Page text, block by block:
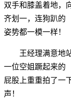
双手和膝盖着地，
齐划一，连狗趴的
姿势都一模一样！
王经理满意地站
一位空姐蹶起来的
屁股上重重拍了一
声！